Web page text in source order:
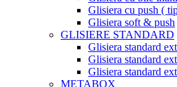
Glisiera cu push (
Glisiera soft & push
GLISIERE STANDARD
Glisiera standard
Glisiera standard
Glisiera standard
METABOX